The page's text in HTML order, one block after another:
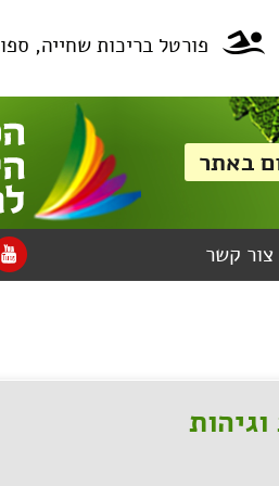
פורטל בריכות שחייה,
צור קשר